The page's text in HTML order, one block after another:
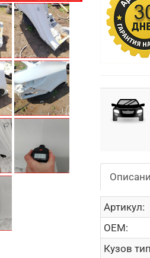
Артикул:
OEM:
Кузов